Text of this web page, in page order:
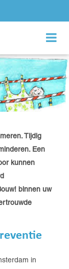
Tijdig
Een
kunnen
binnen uw
in